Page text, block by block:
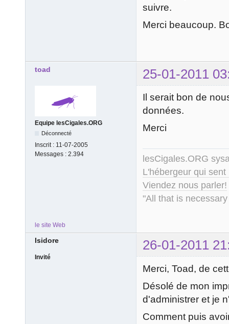
suivre.
Merci beaucoup.
toad 25-01-2011
Equipe lesCigales.ORG
Déconnecté
Inscrit : 11-07-2005
Messages : 2.394
Il serait bon de
données.
Merci
lesCigales.ORG
L'hébergeur qui
Viendez nous parler!
"All that is
le site Web
Isidore 26-01-2011
Invité
Merci, Toad, de
Désolé de mon
d'administrer et je
Comment puis